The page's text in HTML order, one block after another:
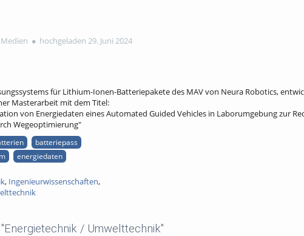
hochgeladen 29. Juni 2024
für Lithium-Ionen-Batteriepakete des MAV von Neura Robotics,
Masterarbeit mit dem Titel:
von Energiedaten eines Automated Guided Vehicles in Laborumgebung zur
Wegeoptimierung"
batteriepass
energiedaten
, Ingenieurwissenschaften,
/ Umwelttechnik"